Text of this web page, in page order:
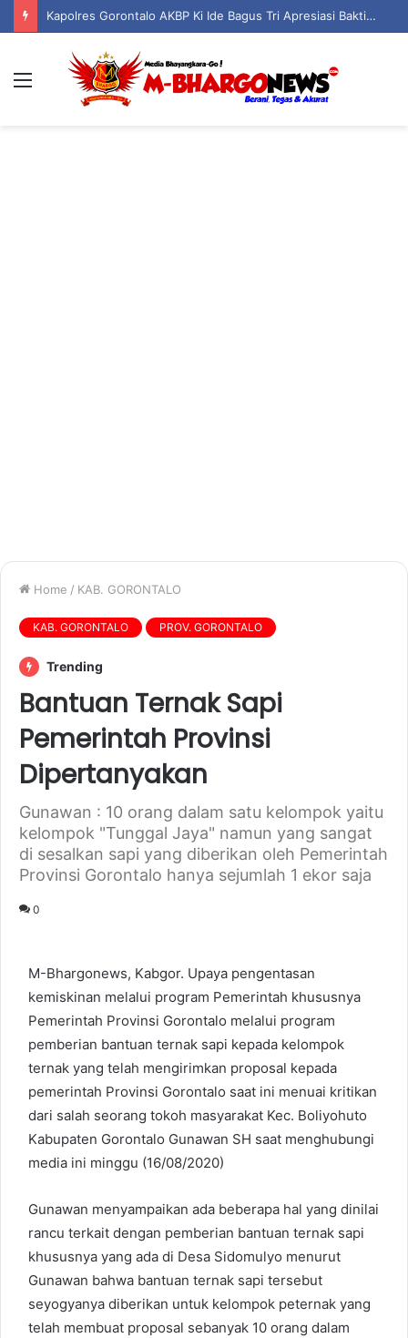
Kapolres Gorontalo AKBP Ki Ide Bagus Tri Apresiasi Bakti Sosial Polsek Boliyohuto Salurkan Air Bersih dan Sembako
Home / KAB. GORONTALO
KAB. GORONTALO PROV. GORONTALO
Trending
Bantuan Ternak Sapi
Pemerintah Provinsi
Dipertanyakan
Gunawan : 10 orang dalam satu kelompok yaitu
kelompok "Tunggal Jaya" namun yang sangat
di sesalkan sapi yang diberikan oleh Pemerintah
Provinsi Gorontalo hanya sejumlah 1 ekor saja
0
M-Bhargonews, Kabgor. Upaya pengentasan
kemiskinan melalui program Pemerintah khususnya
Pemerintah Provinsi Gorontalo melalui program
pemberian bantuan ternak sapi kepada kelompok
ternak yang telah mengirimkan proposal kepada
pemerintah Provinsi Gorontalo saat ini menuai kritikan
dari salah seorang tokoh masyarakat Kec. Boliyohuto
Kabupaten Gorontalo Gunawan SH saat menghubungi
media ini minggu (16/08/2020)
Gunawan menyampaikan ada beberapa hal yang dinilai
rancu terkait dengan pemberian bantuan ternak sapi
khususnya yang ada di Desa Sidomulyo menurut
Gunawan bahwa bantuan ternak sapi tersebut
seyogyanya diberikan untuk kelompok peternak yang
telah membuat proposal sebanyak 10 orang dalam